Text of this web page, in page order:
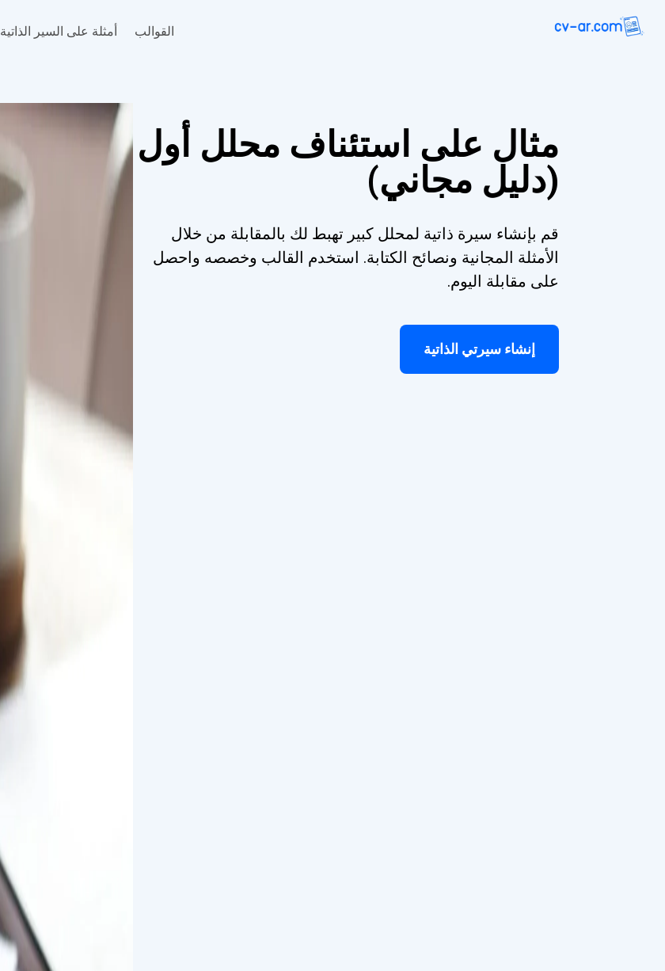
القوالب أمثلة على السير الذاتية
مثال على استئناف محلل أول
(دليل مجاني)
قم بإنشاء سيرة ذاتية لمحلل كبير تهبط لك بالمقابلة من خلال
الأمثلة المجانية ونصائح الكتابة. استخدم القالب وخصصه واحصل
على مقابلة اليوم.
إنشاء سيرتي الذاتية